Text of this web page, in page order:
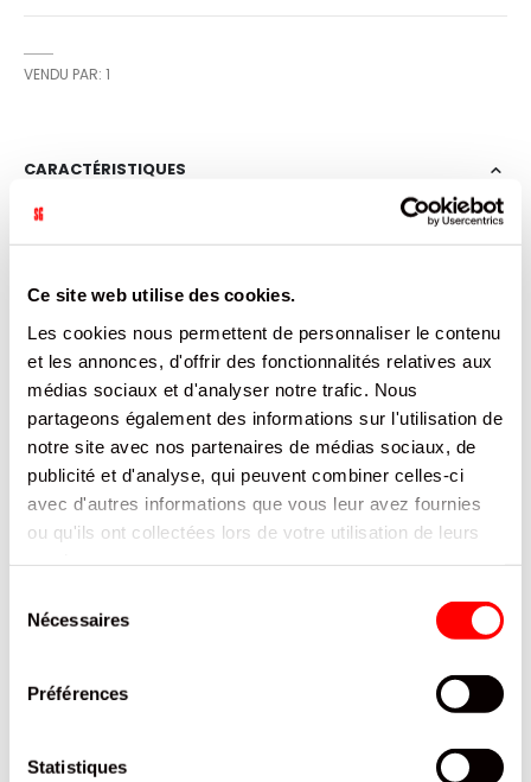
Ce site web utilise des cookies.
Les cookies nous permettent de personnaliser le contenu
et les annonces, d'offrir des fonctionnalités relatives aux
médias sociaux et d'analyser notre trafic. Nous
partageons également des informations sur l'utilisation de
notre site avec nos partenaires de médias sociaux, de
publicité et d'analyse, qui peuvent combiner celles-ci
avec d'autres informations que vous leur avez fournies
ou qu'ils ont collectées lors de votre utilisation de leurs
Nécessaires
Préférences
Statistiques
VENDU PAR: 1
CARACTÉRISTIQUES
Plus
3290370000015
France
1
50
1440
1000
BOUTEILLE
2.08
DOCUMENTATION
INTERESSER